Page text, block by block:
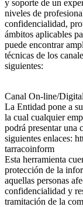
y soporte de un
niveles de
confidencialidad,
ámbitos aplicables
puede encontrar
técnicas de los
siguientes:
Canal On-line/Digital
La Entidad pone a
la cual cualquier
podrá presentar una
siguientes enlaces:
tarracoinform
Esta herramienta
protección de la
aquellas personas
confidencialidad y
tramitación de la